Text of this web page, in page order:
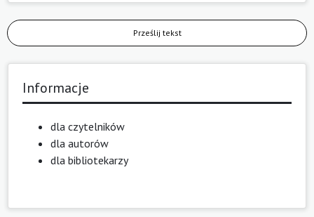
Prześlij tekst
Informacje
dla czytelników
dla autorów
dla bibliotekarzy